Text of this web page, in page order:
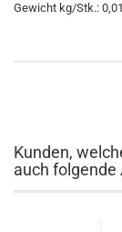
Gewicht kg/Stk.:
Kunden,
auch